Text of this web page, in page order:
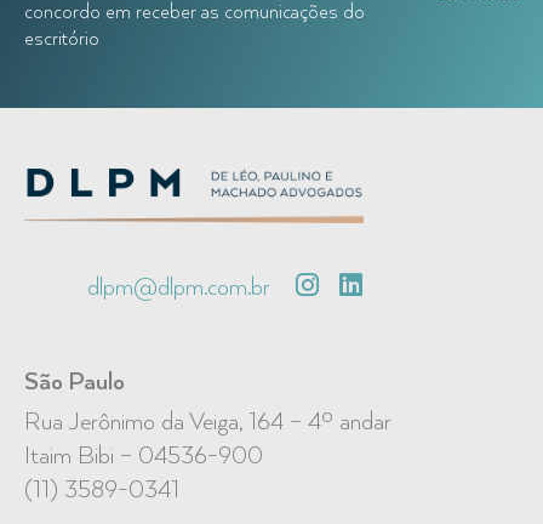
concordo em receber as comunicações do
escritório
dlpm@dlpm.com.br
São Paulo
Rua Jerônimo da Veiga, 164 – 4º andar
Itaim Bibi – 04536-900
(11) 3589-0341